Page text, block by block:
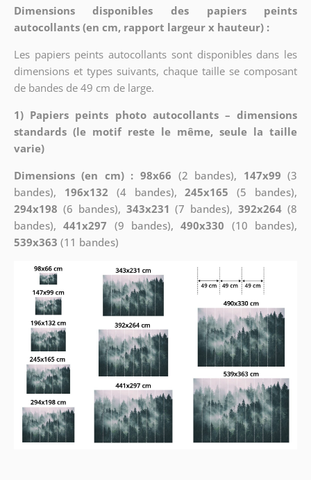
Dimensions disponibles des papiers peints
autocollants (en cm, rapport largeur x hauteur) :
Les papiers peints autocollants sont disponibles dans les
dimensions et types suivants, chaque taille se composant
de bandes de 49 cm de large.
1) Papiers peints photo autocollants – dimensions
standards (le motif reste le même, seule la taille
varie)
Dimensions (en cm) : 98x66 (2 bandes), 147x99 (3
bandes), 196x132 (4 bandes),245x165 (5 bandes),
294x198 (6 bandes), 343x231 (7 bandes),392x264 (8
bandes),441x297 (9 bandes),490x330 (10 bandes),
539x363 (11 bandes)